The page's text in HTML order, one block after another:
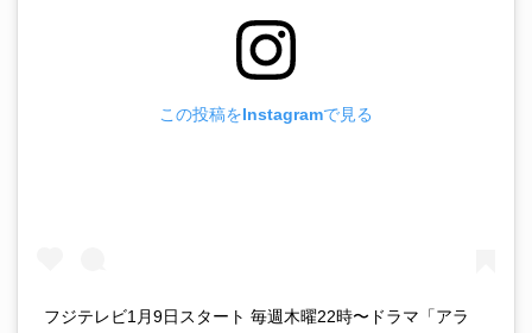
この投稿をInstagramで見る
フジテレビ1月9日スタート 毎週木曜22時〜ドラマ「アラ